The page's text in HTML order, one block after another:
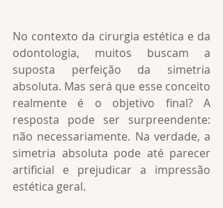
No contexto da cirurgia estética e da
odontologia, muitos buscam a
suposta perfeição da simetria
absoluta. Mas será que esse conceito
realmente é o objetivo final? A
resposta pode ser surpreendente:
não necessariamente. Na verdade, a
simetria absoluta pode até parecer
artificial e prejudicar a impressão
estética geral.